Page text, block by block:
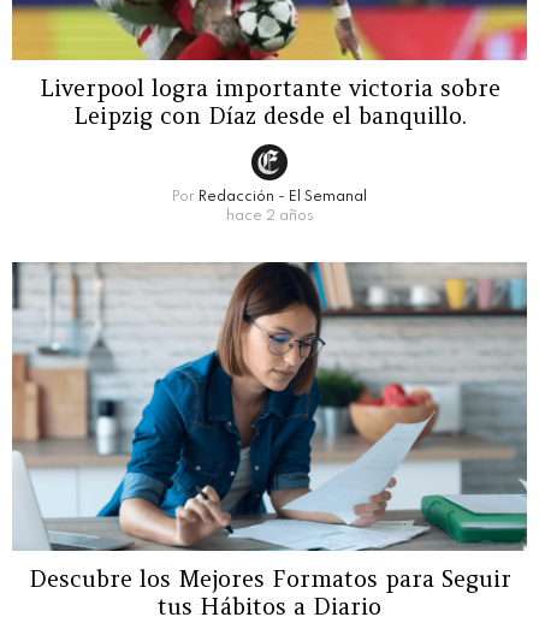
Liverpool logra importante victoria sobre
Leipzig con Díaz desde el banquillo.
Por Redacción - El Semanal
hace 2 años
Descubre los Mejores Formatos para Seguir
tus Hábitos a Diario